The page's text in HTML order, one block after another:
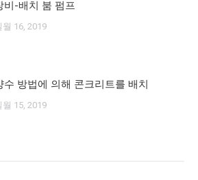
비-배치 붐 펌프
월 16, 2019
수 방법에 의해 콘크리트를 배치
월 15, 2019